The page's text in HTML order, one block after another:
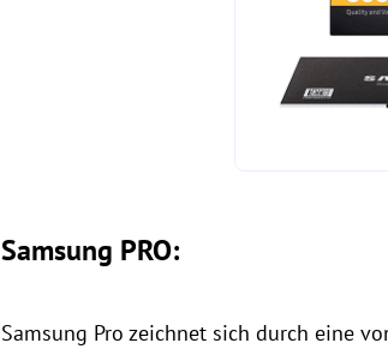
Samsung PRO:
Samsung Pro zeichnet sich durch eine